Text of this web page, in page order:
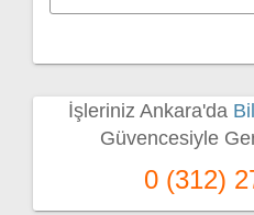
İşleriniz Ankara'da
Güvencesiyle
0 (312)